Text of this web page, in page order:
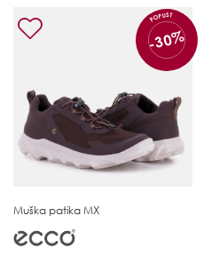
POPUST
-30%
Muška patika MX